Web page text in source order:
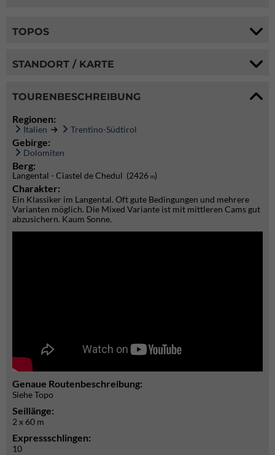
TOPOS
STANDORT / KARTE
TOURENBESCHREIBUNG
Regionen:
Italien Trentino-Südtirol
Gebirge:
Dolomiten
Berg:
Langental - Ciastel de Chedul (2426 m)
Charakter:
Ein Klassiker im Langental. Oft gute Bedingungen und mehrere
Varianten möglich. Die Mixed Variante ist mit mittleren Cams gut
abzusichern. Kaum Sonne.
Genaue Routenbeschreibung:
Siehe Topo
Seillänge:
2 x 60 m
Expressschlingen:
10